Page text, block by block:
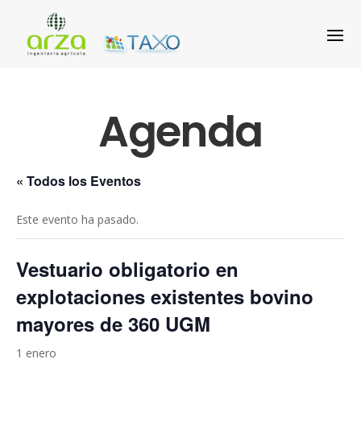
Agenda
« Todos los Eventos
Este evento ha pasado.
Vestuario obligatorio en
explotaciones existentes bovino
mayores de 360 UGM
1 enero